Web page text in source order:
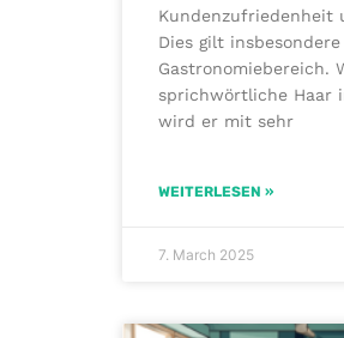
Kundenzufriedenheit
Dies gilt
Gastronomiebereich.
sprichwörtliche Haar
wird er mit sehr
WEITERLESEN »
7. March 2025